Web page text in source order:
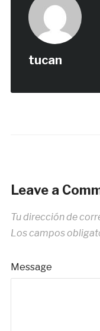
tucan
Leave a
Tu dirección de
Los campos
Message